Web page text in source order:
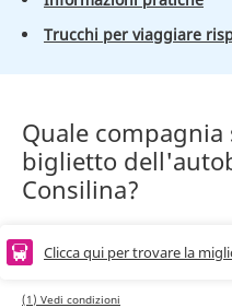
Trucchi per viaggiare
Quale
biglietto
Consilina?
Clicca qui per trovare la
(1) Vedi condizioni